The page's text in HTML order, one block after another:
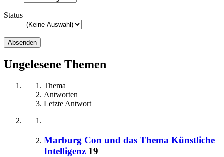
Status
Ungelesene Themen
Thema
Antworten
Letzte Antwort
Marburg Con und das Thema Künstliche
Intelligenz 19